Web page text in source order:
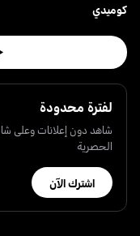
كوميدي
لفترة محدودة
شاهد دون إعلانات وعلى
الحصرية
اشترك الآن